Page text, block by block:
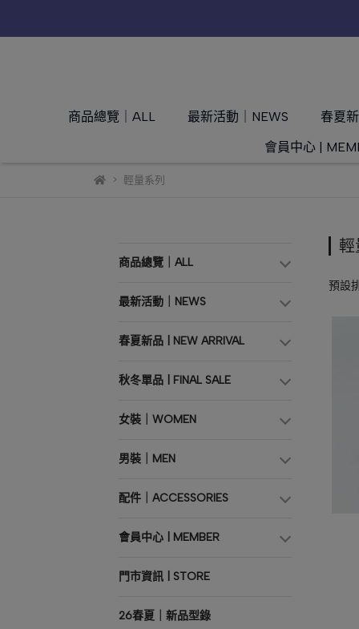
商品總覽｜ALL 最新活動｜NEWS
春夏
會員中心 |
輕量系列
商品總覽｜ALL
最新活動｜NEWS
春夏新品 | NEW ARRIVAL
秋冬單品 | FINAL SALE
女裝｜WOMEN
男裝｜MEN
配件｜ACCESSORIES
會員中心 | MEMBER
門市資訊 | STORE
26春夏｜新品型錄
輕
預設